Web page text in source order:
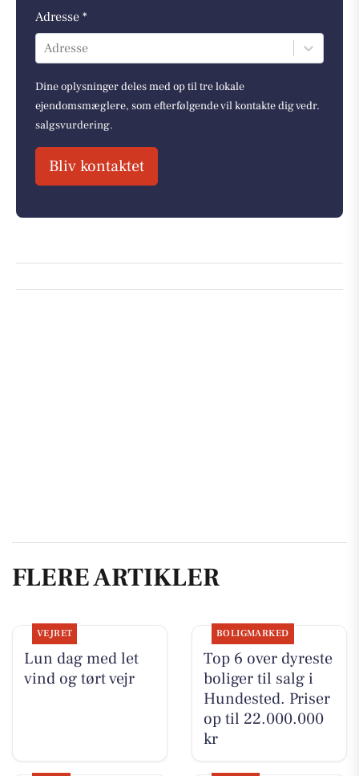
Adresse *
Adresse
Dine oplysninger deles med op til tre lokale
ejendomsmæglere, som efterfølgende vil kontakte dig vedr.
salgsvurdering.
Bliv kontaktet
FLERE ARTIKLER
VEJRET
Lun dag med let
vind og tørt vejr
BOLIGMARKED
Top 6 over dyreste
boliger til salg i
Hundested. Priser
op til 22.000.000
kr